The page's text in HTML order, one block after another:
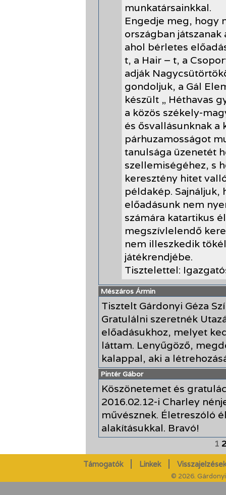
munkatársainkkal.
Engedje meg, hogy
országban játszanak
ahol bérletes
t, a Hair – t, a
adják
gondoljuk, a Gál
készült „ Héthavas
a közös székely-
és ősvallásunknak
párhuzamosságot
tanulsága üzenetét
szellemiségéhez, s
keresztény hitet
példakép. Sajnáljuk,
előadásunk nem
számára katartikus
megszívlelendő
nem illeszkedik
játékrendjébe.
Tisztelettel:
Mészáros Ármin
Tisztelt Gárdonyi Géza
Gratulálni szeretnék
előadásukhoz, melyet
láttam. Lenyűgöző,
kalappal, aki a
Pintér Gábor
Köszönetemet és
2016.02.12-i Charley
művésznek. Életreszóló
alakításukkal. Bravó!
1 2
Támogatók Linkek
© 2026.